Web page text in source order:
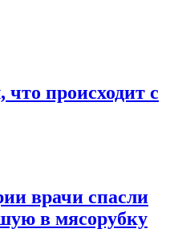
что происходит с
врачи спасли
в мясорубку